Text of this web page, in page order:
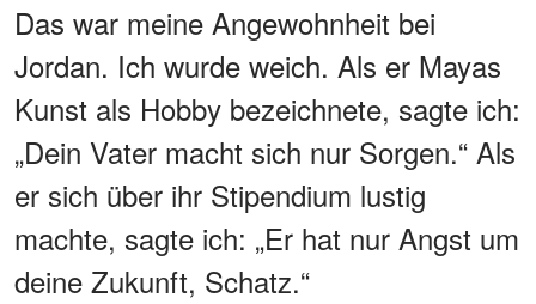
Das war meine Angewohnheit bei
Jordan. Ich wurde weich. Als er Mayas
Kunst als Hobby bezeichnete, sagte ich:
„Dein Vater macht sich nur Sorgen.“ Als
er sich über ihr Stipendium lustig
machte, sagte ich: „Er hat nur Angst um
deine Zukunft, Schatz.“